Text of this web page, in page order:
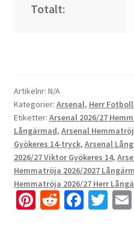
Totalt:
Artikelnr: N/A
Kategorier: Arsenal, Herr
Etiketter: Arsenal 2026/27
Långärmad, Arsenal
Gyökeres 14-tryck, Arsenal
2026/27 Viktor Gyökeres 14,
Hemmatröja 2026/2027
Hemmatröja 2026/27 Herr
Pi R Fa T